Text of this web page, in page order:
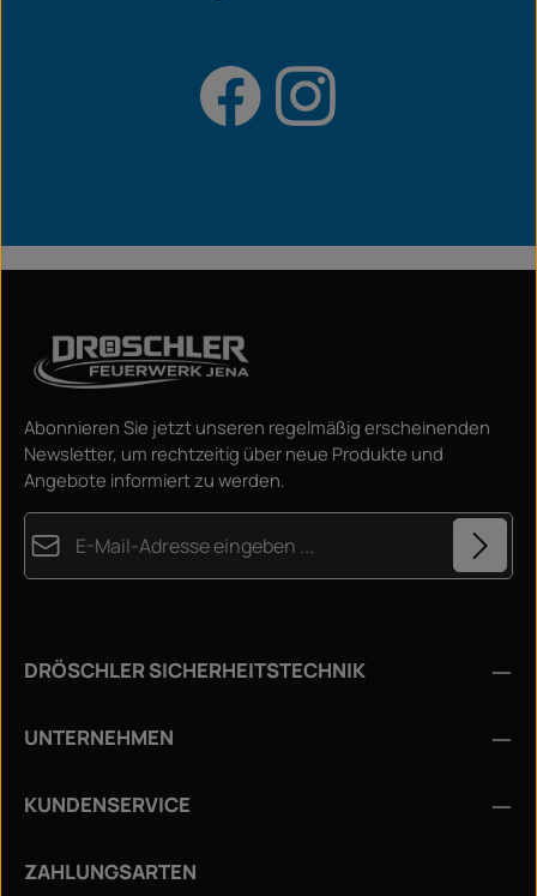
Abonnieren Sie jetzt unseren regelmäßig erscheinenden
Newsletter, um rechtzeitig über neue Produkte und
Angebote informiert zu werden.
E-Mail-Adresse*
Kenntnis genommen und dieAGBgelesen und bin mit
Pflichtfelder.
DRÖSCHLER SICHERHEITSTECHNIK
UNTERNEHMEN
KUNDENSERVICE
ZAHLUNGSARTEN